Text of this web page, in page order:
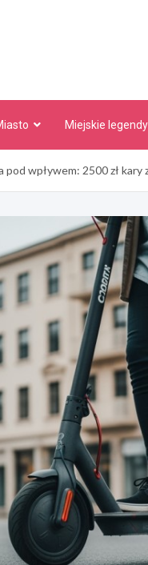
Miejskie legendy
pod wpływem: 2500 zł